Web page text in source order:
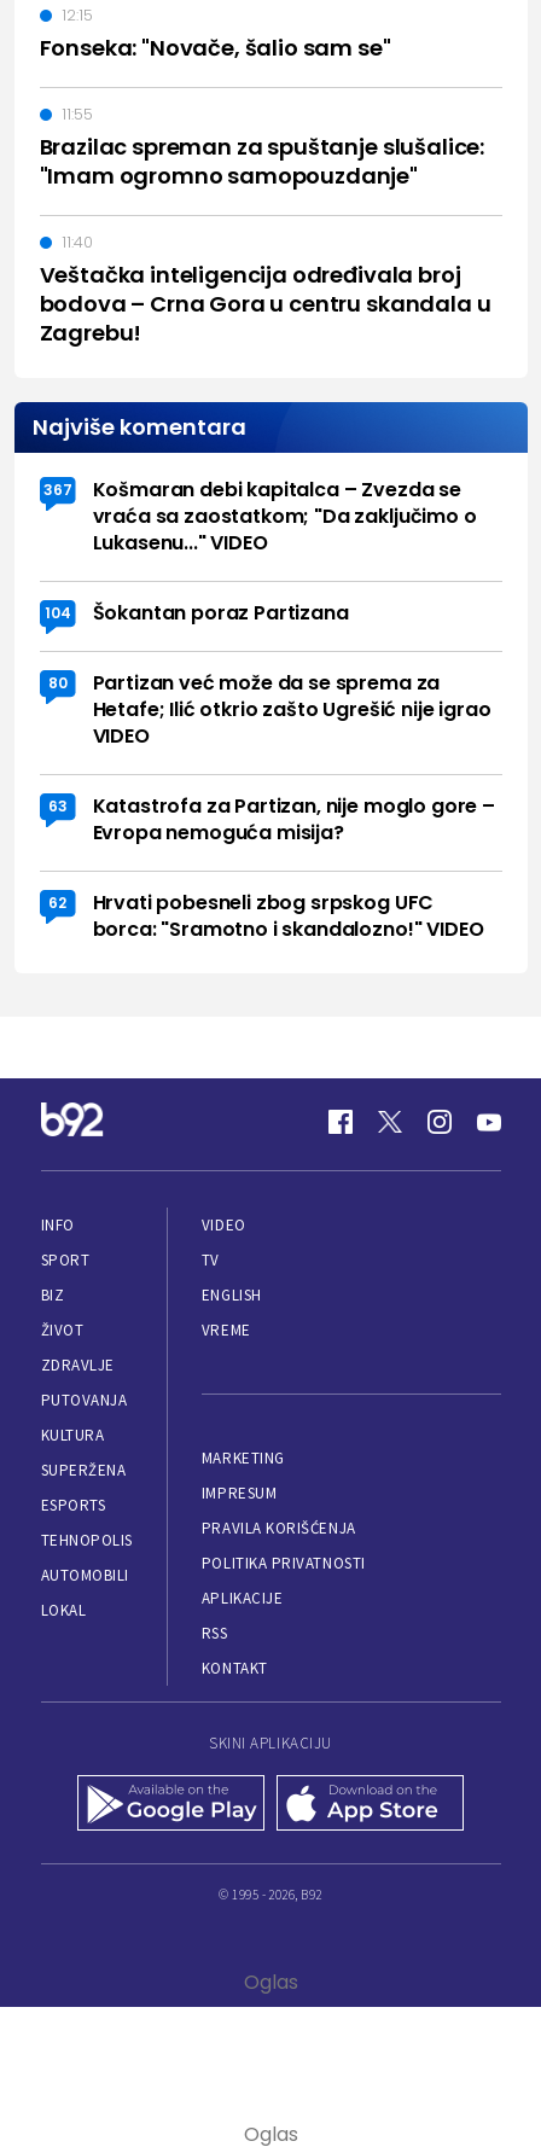
Fonseka: "Novače, šalio sam se"
12:15
Brazilac spreman za spuštanje slušalice:
"Imam ogromno samopouzdanje"
11:55
Veštačka inteligencija određivala broj
bodova – Crna Gora u centru skandala u
Zagrebu!
11:40
Najviše komentara
367
Košmaran debi kapitalca – Zvezda se
vraća sa zaostatkom; "Da zaključimo o
Lukasenu..." VIDEO
104 Šokantan poraz Partizana
80
Partizan već može da se sprema za
Hetafe; Ilić otkrio zašto Ugrešić nije igrao
VIDEO
63
Katastrofa za Partizan, nije moglo gore –
Evropa nemoguća misija?
62
Hrvati pobesneli zbog srpskog UFC
borca: "Sramotno i skandalozno!" VIDEO
INFO
SPORT
BIZ
ŽIVOT
ZDRAVLJE
PUTOVANJA
KULTURA
SUPERŽENA
ESPORTS
TEHNOPOLIS
AUTOMOBILI
LOKAL
VIDEO
TV
ENGLISH
VREME
MARKETING
IMPRESUM
PRAVILA KORIŠĆENJA
POLITIKA PRIVATNOSTI
APLIKACIJE
RSS
KONTAKT
SKINI APLIKACIJU
© 1995 - 2026, B92